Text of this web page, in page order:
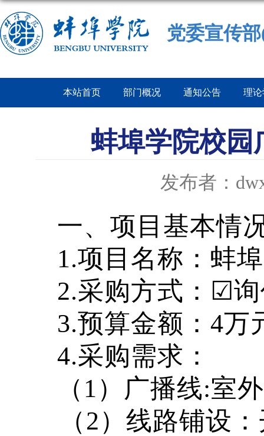
党委宣传
本站首页 部门概况 通知公告 理
蚌埠学院校园
发布者：
一、项目基本情
1.项目名称：蚌
2.采购方式： ☑
3.预算金额： 4万
4.采购需求：
（ 1 ）广播线:室
（ 2 ）线路铺设